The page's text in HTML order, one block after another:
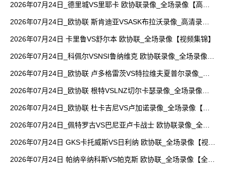
2026年07月24日_德里城VS里耶卡 欧协联录像_全场录像【高清
2026年07月24日_欧协联 斯肯迪亚VSASK布拉沃录像_高清录像
2026年07月24日 卡里鲁VS舒尔本 欧协联_全场录像【视频集锦】
2026年07月24日_科佩尔VSNSI鲁纳维克 欧协联录像_全场录像
2026年07月24日_欧协联 卢多格雷茨VS特拉维夫夏普尔录像_高
2026年07月24日_欧协联 根特VSLNZ切尔卡瑟录像_全场录像
2026年07月24日_欧协联 杜卡吉尼VS卢加诺录像_全场录像【高
2026年07月24日_佩特罗古VS巴尼亚卢卡战士 欧协联录像_全场
2026年07月24日 GKS卡托威斯VS日利纳 欧协联_全场录像【视频
2026年07月24日 帕纳辛纳科斯VS帕克斯 欧协联_全场录像【全场